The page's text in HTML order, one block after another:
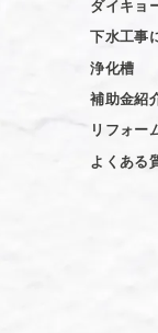
ダイキョ
下水工事
浄化槽
補助金紹
リフォー
よくある